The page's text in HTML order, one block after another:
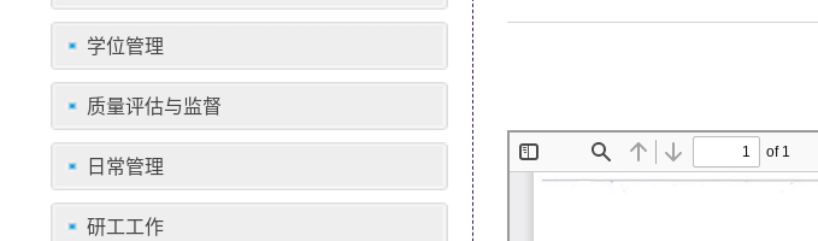
学位管理
质量评估与监督
日常管理
研工工作